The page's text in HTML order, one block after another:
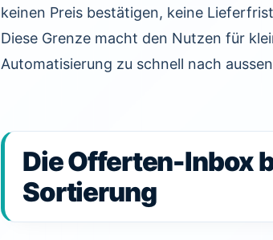
keinen Preis bestätigen, keine
Diese Grenze macht den Nutzen für
Automatisierung zu schnell nach
Die Offerten-Inbox
Sortierung